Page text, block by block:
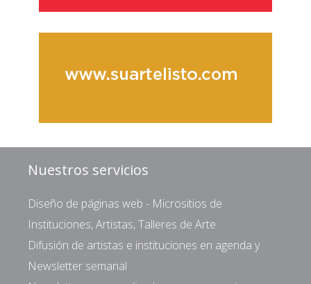
Nuestros servicios
Diseño de páginas web - Micrositios de
Instituciones, Artistas, Talleres de Arte
Difusión de artistas e instituciones en agenda y
Newsletter semanal